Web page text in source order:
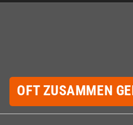
OFT ZUSAMMEN